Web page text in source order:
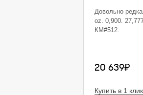
Довольно
oz. 0,900.
КМ#512.
20 639₽
Купить в 1 клик